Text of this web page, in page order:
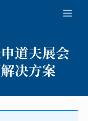
道夫展会
决方案